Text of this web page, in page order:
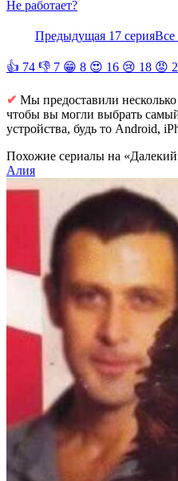
Не работает?
Предыдущая 17 серияВсе
👍 74 👎 7 😁 8 😍 16 😢 18 😡
✔ Мы предоставили
чтобы вы могли выбрать
устройства, будь то Android,
Похожие сериалы на «Далекий
Алия